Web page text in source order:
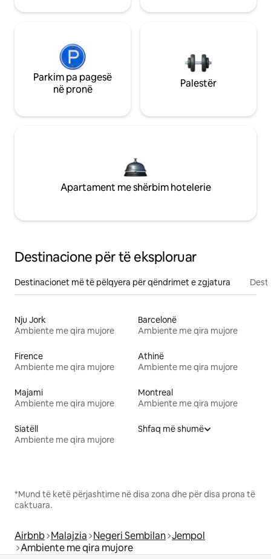
Parkim pa pagesë
në pronë
Palestër
Apartament me shërbim hotelerie
Destinacione për të eksploruar
Destinacionet më të pëlqyera për qëndrimet e zgjatura
Nju Jork
Ambiente me qira mujore
Barcelonë
Ambiente me qira mujore
Firence
Ambiente me qira mujore
Athinë
Ambiente me qira mujore
Majami
Ambiente me qira mujore
Montreal
Ambiente me qira mujore
Siatëll
Ambiente me qira mujore
Shfaq më shumë
*Mund të ketë përjashtime në disa zona dhe për disa prona të
caktuara.
Airbnb Malajzia Negeri Sembilan Jempol
Ambiente me qira mujore